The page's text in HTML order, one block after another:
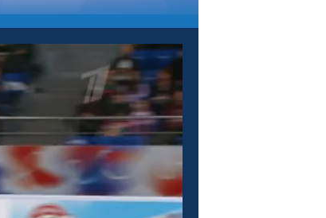
VI. Юниоры. Омск
V. Омск